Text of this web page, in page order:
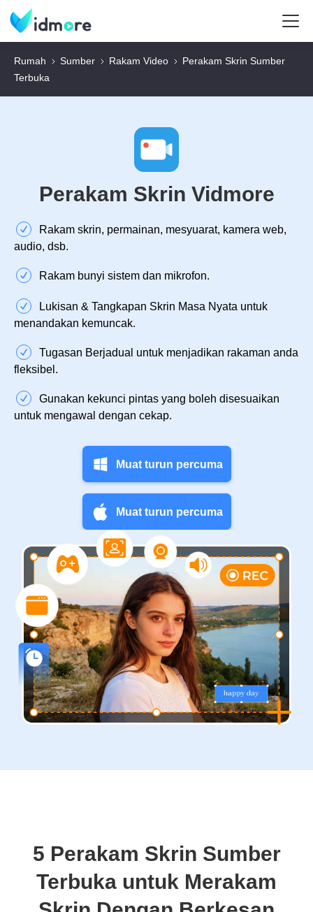
Rumah Sumber Rakam Video
Perakam Skrin Sumber
Terbuka
Perakam Skrin Vidmore
Rakam skrin, permainan, mesyuarat, kamera web,
audio, dsb.
Rakam bunyi sistem dan mikrofon.
Lukisan & Tangkapan Skrin Masa Nyata untuk
menandakan kemuncak.
Tugasan Berjadual untuk menjadikan rakaman anda
fleksibel.
Gunakan kekunci pintas yang boleh disesuaikan
untuk mengawal dengan cekap.
Muat turun percuma
Muat turun percuma
5 Perakam Skrin Sumber
Terbuka untuk Merakam